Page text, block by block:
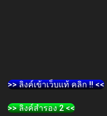
>> ลิงค์เข้าเว็บแท้ คลิก !! <<
>> ลิงค์สำรอง 2 <<